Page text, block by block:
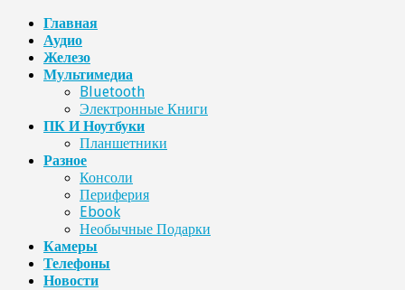
Главная
Аудио
Железо
Мультимедиа
Bluetooth
Электронные Книги
ПК И Ноутбуки
Планшетники
Разное
Консоли
Периферия
Ebook
Необычные Подарки
Камеры
Телефоны
Новости